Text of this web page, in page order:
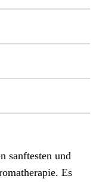
sanftesten und
Es